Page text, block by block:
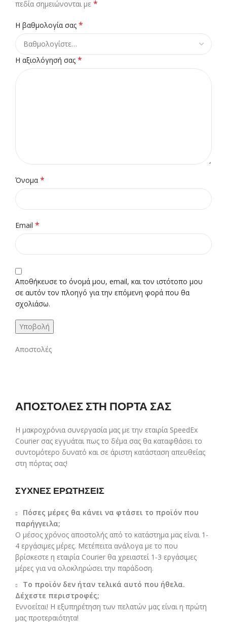
πεδία σημειώνονται με *
Η βαθμολογία σας *
Η αξιολόγησή σας *
Όνομα *
Email *
Αποθήκευσε το όνομά μου, email, και τον ιστότοπο μου
σε αυτόν τον πλοηγό για την επόμενη φορά που θα
σχολιάσω.
Αποστολές
ΑΠΟΣΤΟΛΕΣ ΣΤΗ ΠΟΡΤΑ ΣΑΣ
Η μακροχρόνια συνεργασία μας με την εταιρία SpeedEx
Courier σας εγγυάται πως το δέμα σας θα καταφθάσει το
συντομότερο δυνατό και σε άριστη κατάσταση απευθείας
στη πόρτας σας!
ΣΥΧΝΕΣ ΕΡΩΤΗΣΕΙΣ
Πόσες μέρες θα κάνει να φτάσει το προϊόν που
παρήγγειλα;
Ο μέσος χρόνος αποστολής από το κατάστημα μας είναι 1-
4 εργάσιμες μέρες. Μετέπειτα ανάλογα με το που
βρίσκεστε η εταιρία Courier θα χρειαστεί 1-3 εργάσιμες
μέρες για να ολοκληρώσει την παράδοση.
Το προϊόν δεν ήταν τελικά αυτό που ήθελα.
Δέχεστε περιστροφές;
Εννοείται! Η εξυπηρέτηση των πελατών μας είναι η πρώτη
μας προτεραιότητα!